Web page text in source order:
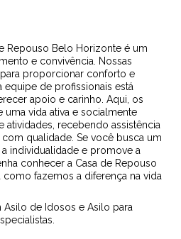
Repouso Belo Horizonte é um
e convivência. Nossas
proporcionar conforto e
equipe de profissionais está
apoio e carinho. Aqui, os
vida ativa e socialmente
atividades, recebendo assistência
qualidade. Se você busca um
a individualidade e promove a
conhecer a Casa de Repouso
fazemos a diferença na vida
de Idosos e Asilo para